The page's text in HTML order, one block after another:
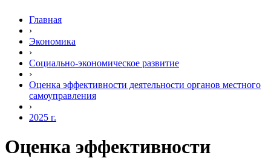
Главная
›
Экономика
›
Социально-экономическое развитие
›
Оценка эффективности деятельности органов местного
самоуправления
›
2025 г.
Оценка эффективности